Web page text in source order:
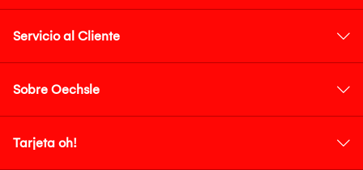
Servicio al Cliente
Sobre Oechsle
Tarjeta oh!